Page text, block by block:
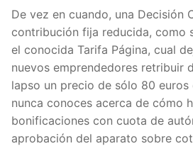
De vez en cuando, una Decisión
contribución fija reducida, como
el conocida Tarifa Página, cual
nuevos emprendedores retribuir
lapso un precio de sólo 80 euros
nunca conoces acerca de cómo
bonificaciones con cuota de
aprobación del aparato sobre